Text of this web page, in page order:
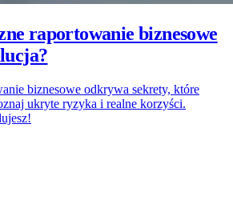
raportowanie biznesowe
biznesowe odkrywa sekrety, które
ukryte ryzyka i realne korzyści.